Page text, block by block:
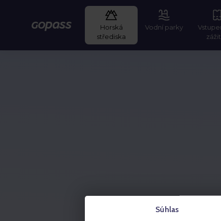
Súhlas
GOPASS
Horská
střediska
Vodní parky